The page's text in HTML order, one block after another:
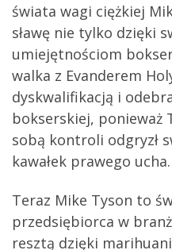
świata wagi ciężkiej
sławę nie tylko dzięki
umiejętnościom
walka z Evanderem
dyskwalifikacją i
bokserskiej, ponieważ
sobą kontroli odgryzł
kawałek prawego ucha.
Teraz Mike Tyson to
przedsiębiorca w
resztą dzięki